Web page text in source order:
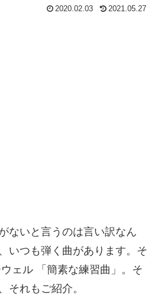
2020.02.03 2021.05.27
ないと言うのは言い訳なん
いつも弾く曲があります。そ
ェル 「簡素な練習曲」。そ
それもご紹介。